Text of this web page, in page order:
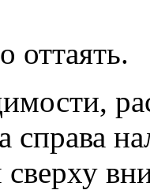
оттаять.
справа